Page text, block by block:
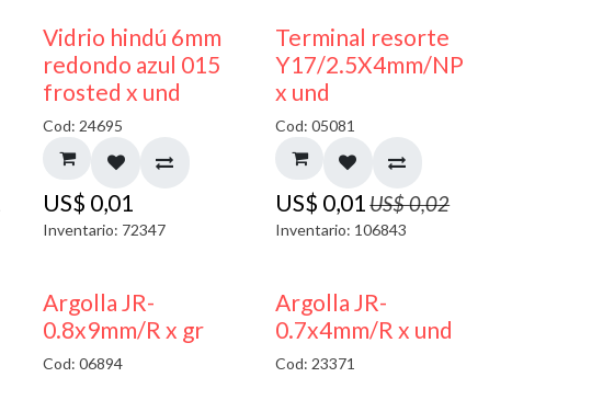
40% DESCUENTO
Vidrio hindú 6mm
redondo azul 015
frosted x und
Cod: 24695
US$ 0,01
Inventario: 72347
50% DESCUENTO
Terminal resorte
Y17/2.5X4mm/NP
x und
Cod: 05081
US$ 0,01 US$0,02
Inventario: 106843
Argolla JR-
0.8x9mm/R x gr
Cod: 06894
Argolla JR-
0.7x4mm/R x und
Cod: 23371